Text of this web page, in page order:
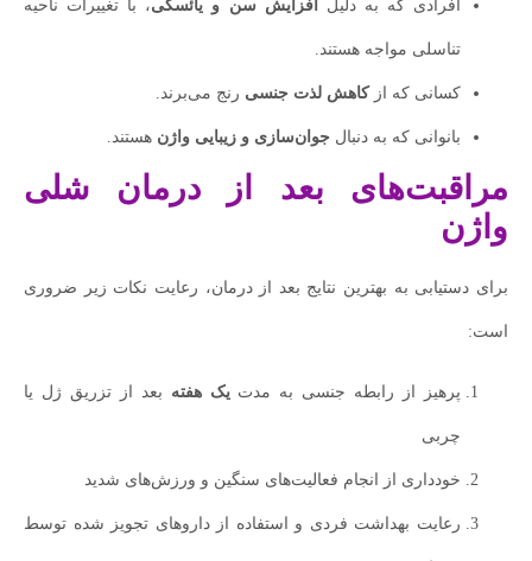
افرادی که به دلیل افزایش سن و یائسگی، با تغییرات ناحیه
تناسلی مواجه هستند.
کسانی که ازکاهش لذت جنسی رنج می‌برند.
بانوانی که به دنبال جوان‌سازی و زیبایی واژن هستند.
مراقبت‌های بعد از درمان شلی
واژن
برای دستیابی به بهترین نتایج بعد از درمان، رعایت نکات زیر ضروری
است:
پرهیز از رابطه جنسی به مدتیک هفته بعد از تزریق ژل یا
چربی
خودداری از انجام فعالیت‌های سنگین و ورزش‌های شدید
رعایت بهداشت فردی و استفاده از داروهای تجویز شده توسط